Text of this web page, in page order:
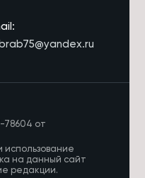
78604 от
на данный сайт
редакции.